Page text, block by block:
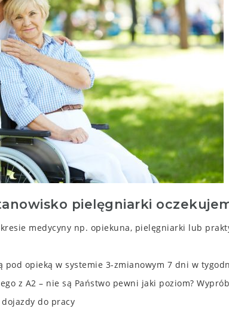
pielęgniarki
medycyny np. opiekuna, pielęgniarki lub
pod opieką w systemie 3-zmianowym 7 dni w
z A2 – nie są Państwo pewni jaki poziom?
do pracy